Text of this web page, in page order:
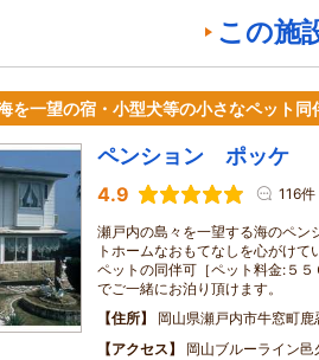
この施
を一望の宿・小型犬等の小さなペット同
ペンション ポッケ
4.9 116件
瀬戸内の島々を一望する海のペン
トホームなおもてなしを心がけ
ペットの同伴可［ペット料金:５
でご一緒にお泊り頂けます。
住所
岡山県瀬戸内市牛窓町
アクセス
岡山ブルーライン